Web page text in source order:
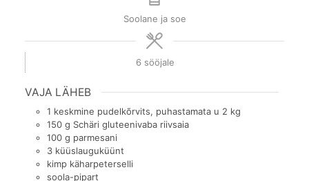
Soolane ja soe
6 sööjale
VAJA LÄHEB
1 keskmine pudelkõrvits, puhastamata u 2 kg
150 g Schäri gluteenivaba riivsaia
100 g parmesani
3 küüslauguküünt
kimp käharpeterselli
soola-pipart